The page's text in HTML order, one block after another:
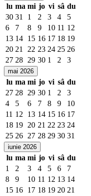
lu ma mi jo vi sâ du
30 31 1 2 3 4
5
6
7 8 9 10 11 12
13 14 15 16 17 18 19
20 21 22 23 24 25 26
27 28 29 30 1 2 3
mai 2026
lu ma mi jo vi sâ du
27 28 29 30 1 2
3
4
5 6 7 8 9
10
11 12 13 14 15 16 17
18 19 20 21 22 23 24
25 26 27 28 29 30 31
iunie 2026
lu ma mi jo vi sâ du
1
2 3 4 5 6
7
8
9 10 11 12 13 14
15 16 17 18 19 20 21